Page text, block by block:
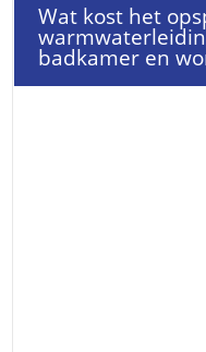
Wat kost het
badkamer en